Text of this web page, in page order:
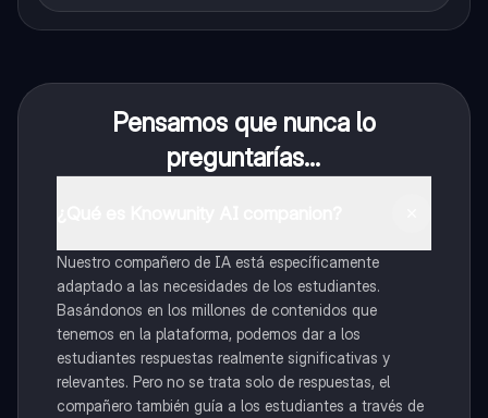
Pensamos que nunca lo
preguntarías...
Nuestro compañero de IA está específicamente
adaptado a las necesidades de los estudiantes.
Basándonos en los millones de contenidos que
tenemos en la plataforma, podemos dar a los
estudiantes respuestas realmente significativas y
relevantes. Pero no se trata solo de respuestas, el
compañero también guía a los estudiantes a través de